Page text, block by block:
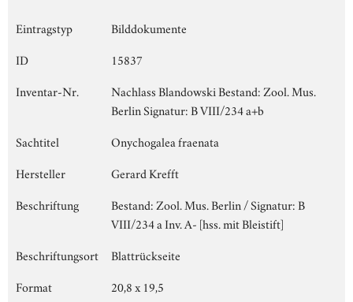
Eintragstyp
Bilddokumente
ID
15837
Inventar-Nr.
Nachlass Blandowski Bestand: Zool. Mus.
Berlin Signatur: B VIII/234 a+b
Sachtitel
Onychogalea fraenata
Hersteller
Gerard Krefft
Beschriftung
Bestand: Zool. Mus. Berlin / Signatur: B
VIII/234 a Inv. A- [hss. mit Bleistift]
Beschriftungsort
Blattrückseite
Format
20,8 x 19,5